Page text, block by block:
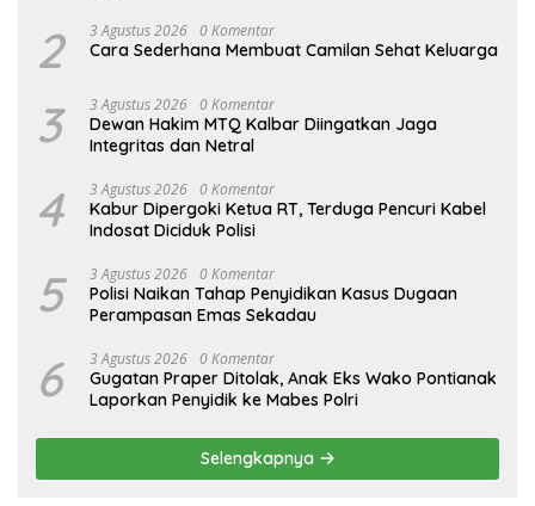
2 3 Agustus 2026 0 Komentar
Cara Sederhana Membuat Camilan Sehat Keluarga
3 3 Agustus 2026 0 Komentar
Dewan Hakim MTQ Kalbar Diingatkan Jaga
Integritas dan Netral
4 3 Agustus 2026 0 Komentar
Kabur Dipergoki Ketua RT, Terduga Pencuri Kabel
Indosat Diciduk Polisi
5 3 Agustus 2026 0 Komentar
Polisi Naikan Tahap Penyidikan Kasus Dugaan
Perampasan Emas Sekadau
6 3 Agustus 2026 0 Komentar
Gugatan Praper Ditolak, Anak Eks Wako Pontianak
Laporkan Penyidik ke Mabes Polri
Selengkapnya